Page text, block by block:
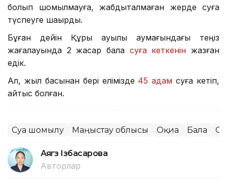
болып шомылмауға, жабдықталмаған жерде суға
түспеуге шақырды.
Бұған дейін Құрық ауылы аумағындағы теңіз
жағалауында 2 жасар бала суға кеткенін жазған
едік.
Ал, жыл басынан бері елімізде 45 адам суға кетіп,
қайтыс болған.
Суға шомылу Маңғыстау облысы Оқиға Бала
Аягөз Ізбасарова
Авторлар